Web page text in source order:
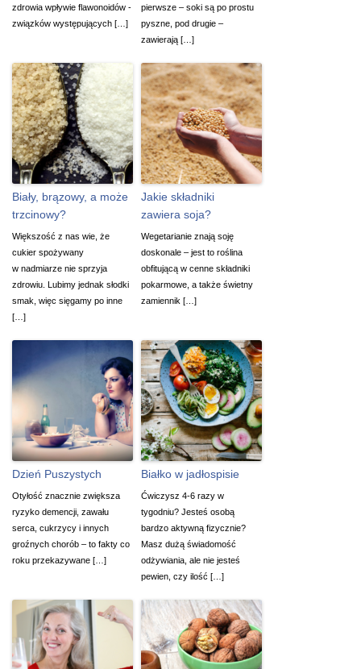
zdrowia wpływie flawonoidów -
związków występujących […]
pierwsze – soki są po prostu
pyszne, pod drugie –
zawierają […]
Biały, brązowy, a może
trzcinowy?
Większość z nas wie, że
cukier spożywany
w nadmiarze nie sprzyja
zdrowiu. Lubimy jednak słodki
smak, więc sięgamy po inne
[…]
Jakie składniki
zawiera soja?
Wegetarianie znają soję
doskonale – jest to roślina
obfitującą w cenne składniki
pokarmowe, a także świetny
zamiennik […]
Dzień Puszystych
Otyłość znacznie zwiększa
ryzyko demencji, zawału
serca, cukrzycy i innych
groźnych chorób – to fakty co
roku przekazywane […]
Białko w jadłospisie
Ćwiczysz 4-6 razy w
tygodniu? Jesteś osobą
bardzo aktywną fizycznie?
Masz dużą świadomość
odżywiania, ale nie jesteś
pewien, czy ilość […]